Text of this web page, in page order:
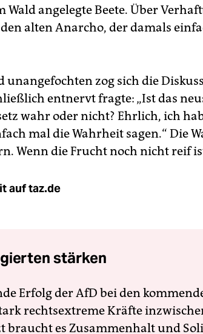
Wald angelegte Beete. Über
alten Anarcho, der damals
unangefochten zog sich die
entnervt fragte: „Ist das
wahr oder nicht? Ehrlich, ich
mal die Wahrheit sagen.“ Die
Wenn die Frucht noch nicht reif
auf taz.de
stärken
Erfolg der AfD bei den
rechtsextreme Kräfte
braucht es Zusammenhalt und